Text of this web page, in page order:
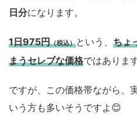
日分になります。
1日975円（税込）という、 ちょ
まうセレブな価格ではありま
ですが、この価格帯ながら、
いう方も多いそうですよ😊